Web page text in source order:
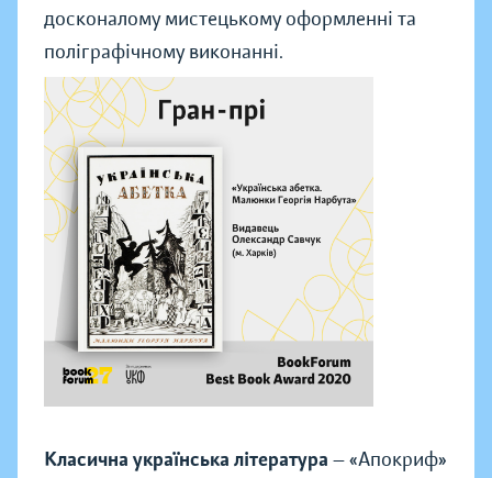
досконалому мистецькому оформленні та
поліграфічному виконанні.
Класична українська література —«Апокриф»